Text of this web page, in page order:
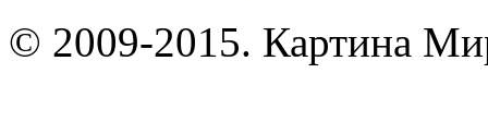
© 2009-2015. Картина